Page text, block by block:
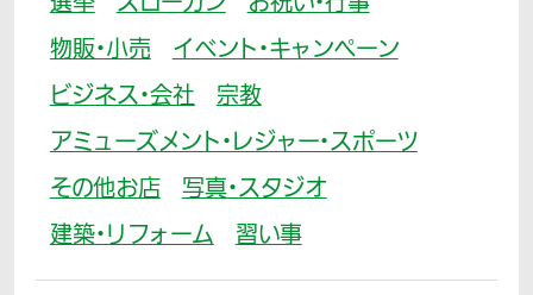
物販・小売
イベント・キャンペーン
ビジネス・会社
宗教
アミューズメント・レジャー・スポーツ
その他お店
写真・スタジオ
建築・リフォーム
習い事